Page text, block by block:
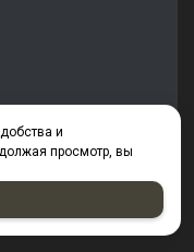
8 9 10 11
и
просмотр, вы